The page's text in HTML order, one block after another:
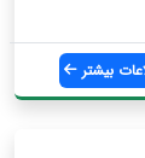
بیشتر